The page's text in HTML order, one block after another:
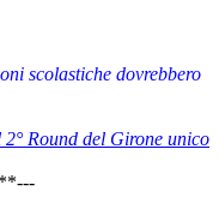
scolastiche dovrebbero
2° Round del Girone unico